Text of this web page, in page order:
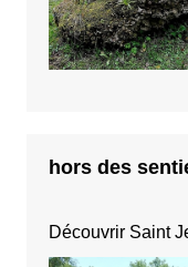
hors des
Découvrir Saint